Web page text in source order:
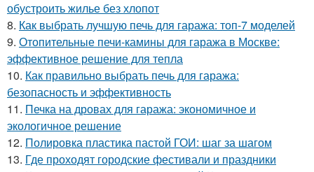
обустроить жилье без хлопот
8. Как выбрать лучшую печь для гаража: топ-7 моделей
9. Отопительные печи-камины для гаража в Москве:
эффективное решение для тепла
10. Как правильно выбрать печь для гаража:
безопасность и эффективность
11. Печка на дровах для гаража: экономичное и
экологичное решение
12. Полировка пластика пастой ГОИ: шаг за шагом
13. Где проходят городские фестивали и праздники